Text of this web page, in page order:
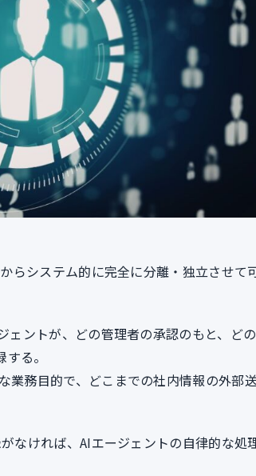
らシステム的に完全に分離・独立させて
ェントが、どの管理者の承認のもと、どの
る。
業務目的で、どこまでの社内情報の外部
なければ、AIエージェントの自律的な処